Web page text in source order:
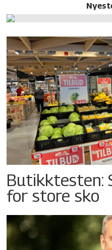
Butikktesten:
for store sko